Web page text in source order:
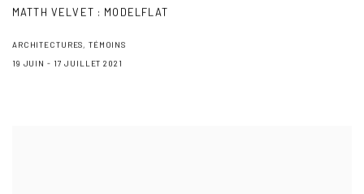
MATTH VELVET : MODELFLAT
ARCHITECTURES, TÉMOINS
19 JUIN - 17 JUILLET 2021